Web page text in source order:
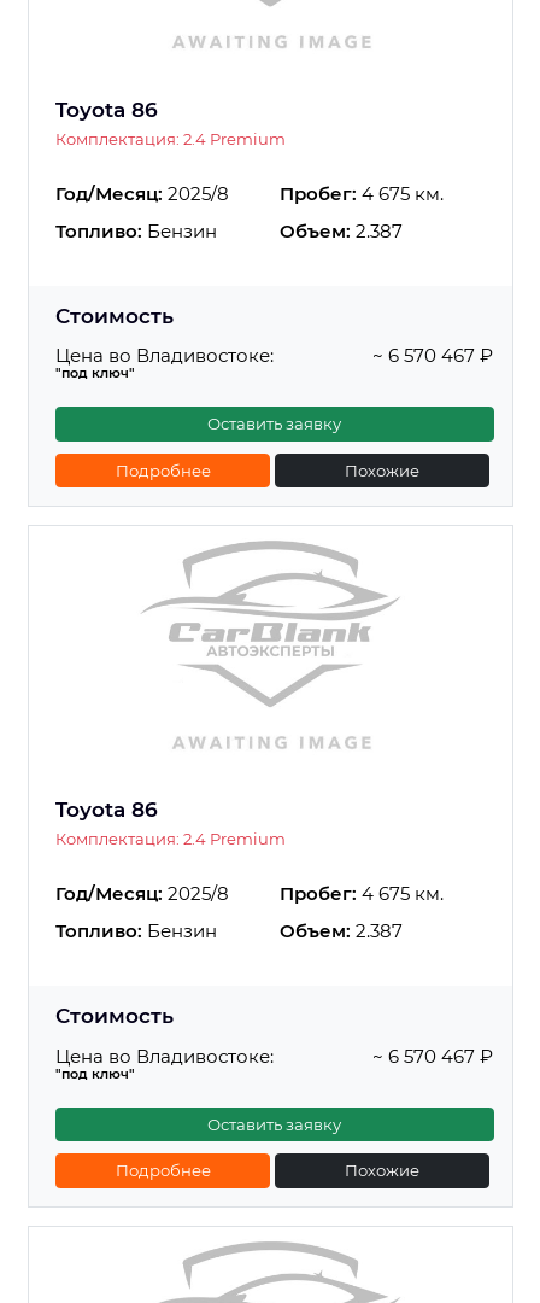
Toyota 86
Комплектация: 2.4 Premium
Год/Месяц: 2025/8 Пробег: 4 675 км.
Топливо: Бензин Объем: 2.387
Стоимость
Цена во Владивостоке:
"под ключ"
~ 6 570 467 ₽
Оставить заявку
Подробнее Похожие
Toyota 86
Комплектация: 2.4 Premium
Год/Месяц: 2025/8 Пробег: 4 675 км.
Топливо: Бензин Объем: 2.387
Стоимость
Цена во Владивостоке:
"под ключ"
~ 6 570 467 ₽
Оставить заявку
Подробнее Похожие